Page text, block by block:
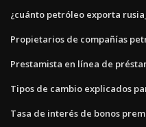
¿cuánto petróleo exporta rusia_
Propietarios de compañías
Prestamista en línea de
Tipos de cambio explicados
Tasa de interés de bonos